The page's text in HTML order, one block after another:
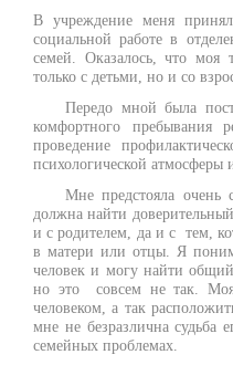
В учреждение меня
социальной работе в
семей. Оказалось, что моя
только с детьми, но и со
Передо мной была
комфортного пребывания
проведение
психологической атмосферы
Мне предстояла очень
должна найти
и с родителем, да и с тем,
в матери или отцы. Я
человек и могу найти
но это совсем не так. Моя
человеком, а так
мне не безразлична судьба
семейных проблемах.